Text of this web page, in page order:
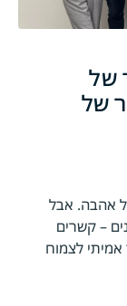
של
130,000 מטר של
אהבה. אבל
– קשרים
אמיתי לצמוח